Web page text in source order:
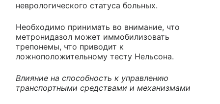
неврологического статуса больных.
Необходимо принимать во внимание, что
метронидазол может иммобилизовать
трепонемы, что приводит к
ложноположительному тесту Нельсона.
Влияние на способность к управлению
транспортными средствами и механизмами